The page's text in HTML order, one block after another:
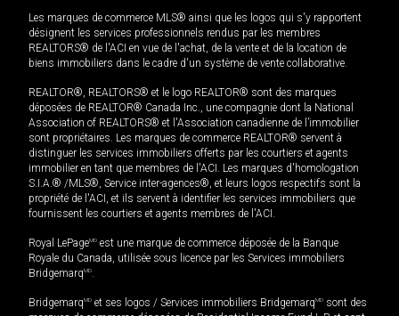
Les marques de commerce MLS® ainsi que les logos qui s'y rapportent
désignent les services professionnels rendus par les membres
REALTORS® de l'ACI en vue de l'achat, de la vente et de la location de
biens immobiliers dans le cadre d'un système de vente collaborative.
REALTOR®, REALTORS® et le logo REALTOR® sont des marques
déposées de REALTOR® Canada Inc., une compagnie dont la National
Association of REALTORS® et l'Association canadienne de l’immobilier
sont propriétaires. Les marques de commerce REALTOR® servent à
distinguer les services immobiliers offerts par les courtiers et agents
immobilier en tant que membres de l'ACI. Les marques d'homologation
S.I.A.® /MLS®, Service inter-agences®, et leurs logos respectifs sont la
propriété de l'ACI, et ils servent à identifier les services immobiliers que
fournissent les courtiers et agents membres de l'ACI.
Royal LePageMD est une marque de commerce déposée de la Banque
Royale du Canada, utilisée sous licence par les Services immobiliers
BridgemarqMD.
BridgemarqMD et ses logos / Services immobiliers BridgemarqMD sont des